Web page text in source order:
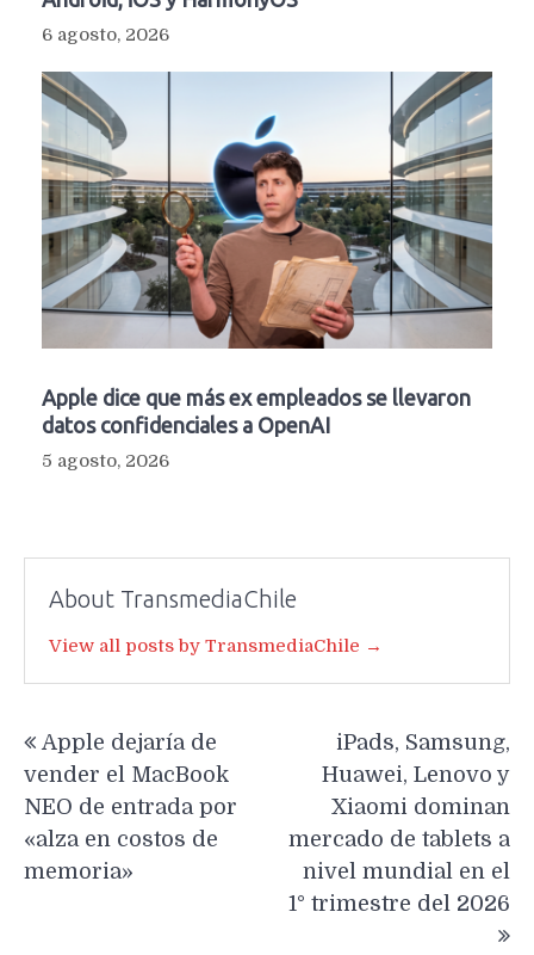
6 agosto, 2026
Apple dice que más ex empleados se llevaron
datos confidenciales a OpenAI
5 agosto, 2026
About TransmediaChile
View all posts by TransmediaChile →
de
entradas
Apple dejaría de
vender el MacBook
NEO de entrada por
«alza en costos de
memoria»
iPads, Samsung,
Huawei, Lenovo y
Xiaomi dominan
mercado de tablets a
nivel mundial en el
1° trimestre del 2026